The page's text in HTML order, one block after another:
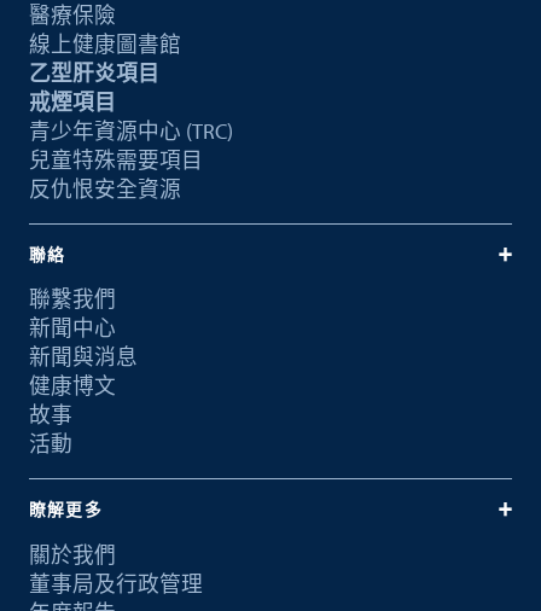
醫療保險
線上健康圖書館
乙型肝炎項目
戒煙項目
青少年資源中心 (TRC)
兒童特殊需要項目
反仇恨安全資源
聯絡
聯繫我們
新聞中心
新聞與消息
健康博文
故事
活動
瞭解更多
關於我們
董事局及行政管理